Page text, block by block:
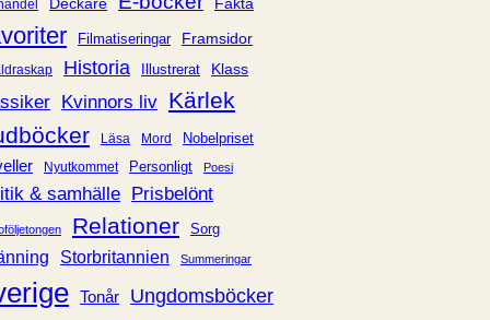
Filmatiseringar Framsidor
Historia Illustrerat Klass
Kvinnors liv Kärlek
Läsa Mord Nobelpriset
Nyutkommet Personligt Poesi
& samhälle Prisbelönt
Relationer Sorg
Storbritannien Summeringar
Tonår Ungdomsböcker